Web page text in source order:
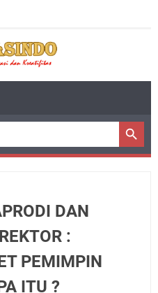
DAN
:
PEMIMPIN
ITU ?